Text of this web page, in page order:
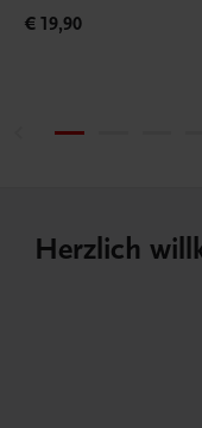
€ 19,90
Herzlich